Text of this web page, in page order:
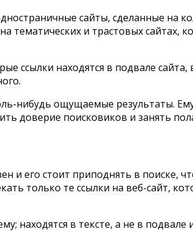
сайты, сделанные на
тематических и трастовых сайтах,
ссылки находятся в подвале сайта,
нибудь ощущаемые результаты.
доверие поисковиков и занять
и его стоит приподнять в поиске,
только те ссылки на веб-сайт,
находятся в тексте, а не в подвале